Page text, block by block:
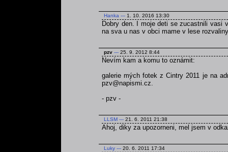
Hanka --- 1. 10. 2016 13:30
Dobry den. I moje deti se zucastnili vasi
na sva u nas v obci mame v lese
pzv --- 25. 9. 2012 8:44
Nevím kam a komu to oznámit:
galerie mých fotek z Cintry 2011 je na
pzv@napismi.cz.
- pzv -
LLSM --- 21. 6. 2011 21:38
Ahoj, diky za upozorneni, mel jsem v
Luky --- 20. 6. 2011 17:34